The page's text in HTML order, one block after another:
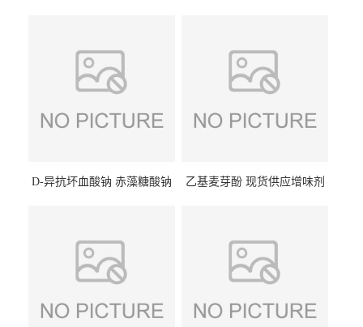
D-异抗坏血酸钠 赤藻糖酸钠
乙基麦芽酚 现货供应增味剂